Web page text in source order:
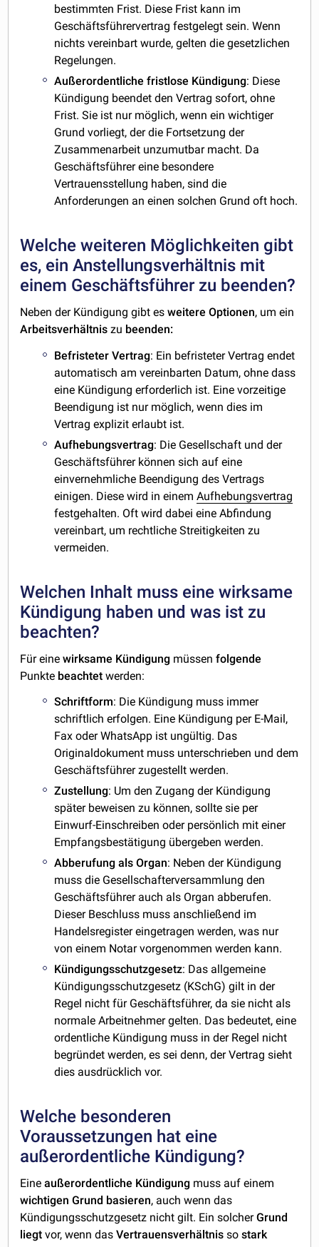
bestimmten Frist. Diese Frist kann im
Geschäftsführervertrag festgelegt sein. Wenn
nichts vereinbart wurde, gelten die gesetzlichen
Regelungen.
Außerordentliche fristlose Kündigung: Diese
Kündigung beendet den Vertrag sofort, ohne
Frist. Sie ist nur möglich, wenn ein wichtiger
Grund vorliegt, der die Fortsetzung der
Zusammenarbeit unzumutbar macht. Da
Geschäftsführer eine besondere
Vertrauensstellung haben, sind die
Anforderungen an einen solchen Grund oft hoch.
Welche weiteren Möglichkeiten gibt
es, ein Anstellungsverhältnis mit
einem Geschäftsführer zu beenden?
Neben der Kündigung gibt esweitere Optionen, um ein
Arbeitsverhältnis zu beenden:
Befristeter Vertrag: Ein befristeter Vertrag endet
automatisch am vereinbarten Datum, ohne dass
eine Kündigung erforderlich ist. Eine vorzeitige
Beendigung ist nur möglich, wenn dies im
Vertrag explizit erlaubt ist.
Aufhebungsvertrag: Die Gesellschaft und der
Geschäftsführer können sich auf eine
einvernehmliche Beendigung des Vertrags
einigen. Diese wird in einemAufhebungsvertrag
festgehalten. Oft wird dabei eine Abfindung
vereinbart, um rechtliche Streitigkeiten zu
vermeiden.
Welchen Inhalt muss eine wirksame
Kündigung haben und was ist zu
beachten?
Für einewirksame Kündigung müssenfolgende
Punkte beachtet werden:
Schriftform: Die Kündigung muss immer
schriftlich erfolgen. Eine Kündigung per E-Mail,
Fax oder WhatsApp ist ungültig. Das
Originaldokument muss unterschrieben und dem
Geschäftsführer zugestellt werden.
Zustellung: Um den Zugang der Kündigung
später beweisen zu können, sollte sie per
Einwurf-Einschreiben oder persönlich mit einer
Empfangsbestätigung übergeben werden.
Abberufung als Organ: Neben der Kündigung
muss die Gesellschafterversammlung den
Geschäftsführer auch als Organ abberufen.
Dieser Beschluss muss anschließend im
Handelsregister eingetragen werden, was nur
von einem Notar vorgenommen werden kann.
Kündigungsschutzgesetz: Das allgemeine
Kündigungsschutzgesetz (KSchG) gilt in der
Regel nicht für Geschäftsführer, da sie nicht als
normale Arbeitnehmer gelten. Das bedeutet, eine
ordentliche Kündigung muss in der Regel nicht
begründet werden, es sei denn, der Vertrag sieht
dies ausdrücklich vor.
Welche besonderen
Voraussetzungen hat eine
außerordentliche Kündigung?
Eineaußerordentliche Kündigung muss auf einem
wichtigen Grund basieren, auch wenn das
Kündigungsschutzgesetz nicht gilt. Ein solcherGrund
liegt vor, wenn dasVertrauensverhältnis sostark